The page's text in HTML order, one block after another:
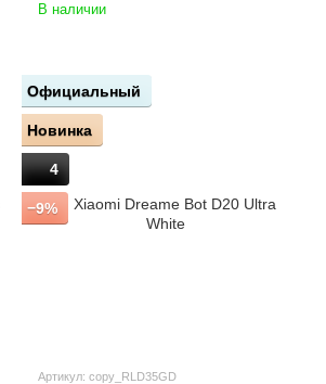
В наличии
Официальный
Новинка
4
−9%
Артикул: copy_RLD35GD